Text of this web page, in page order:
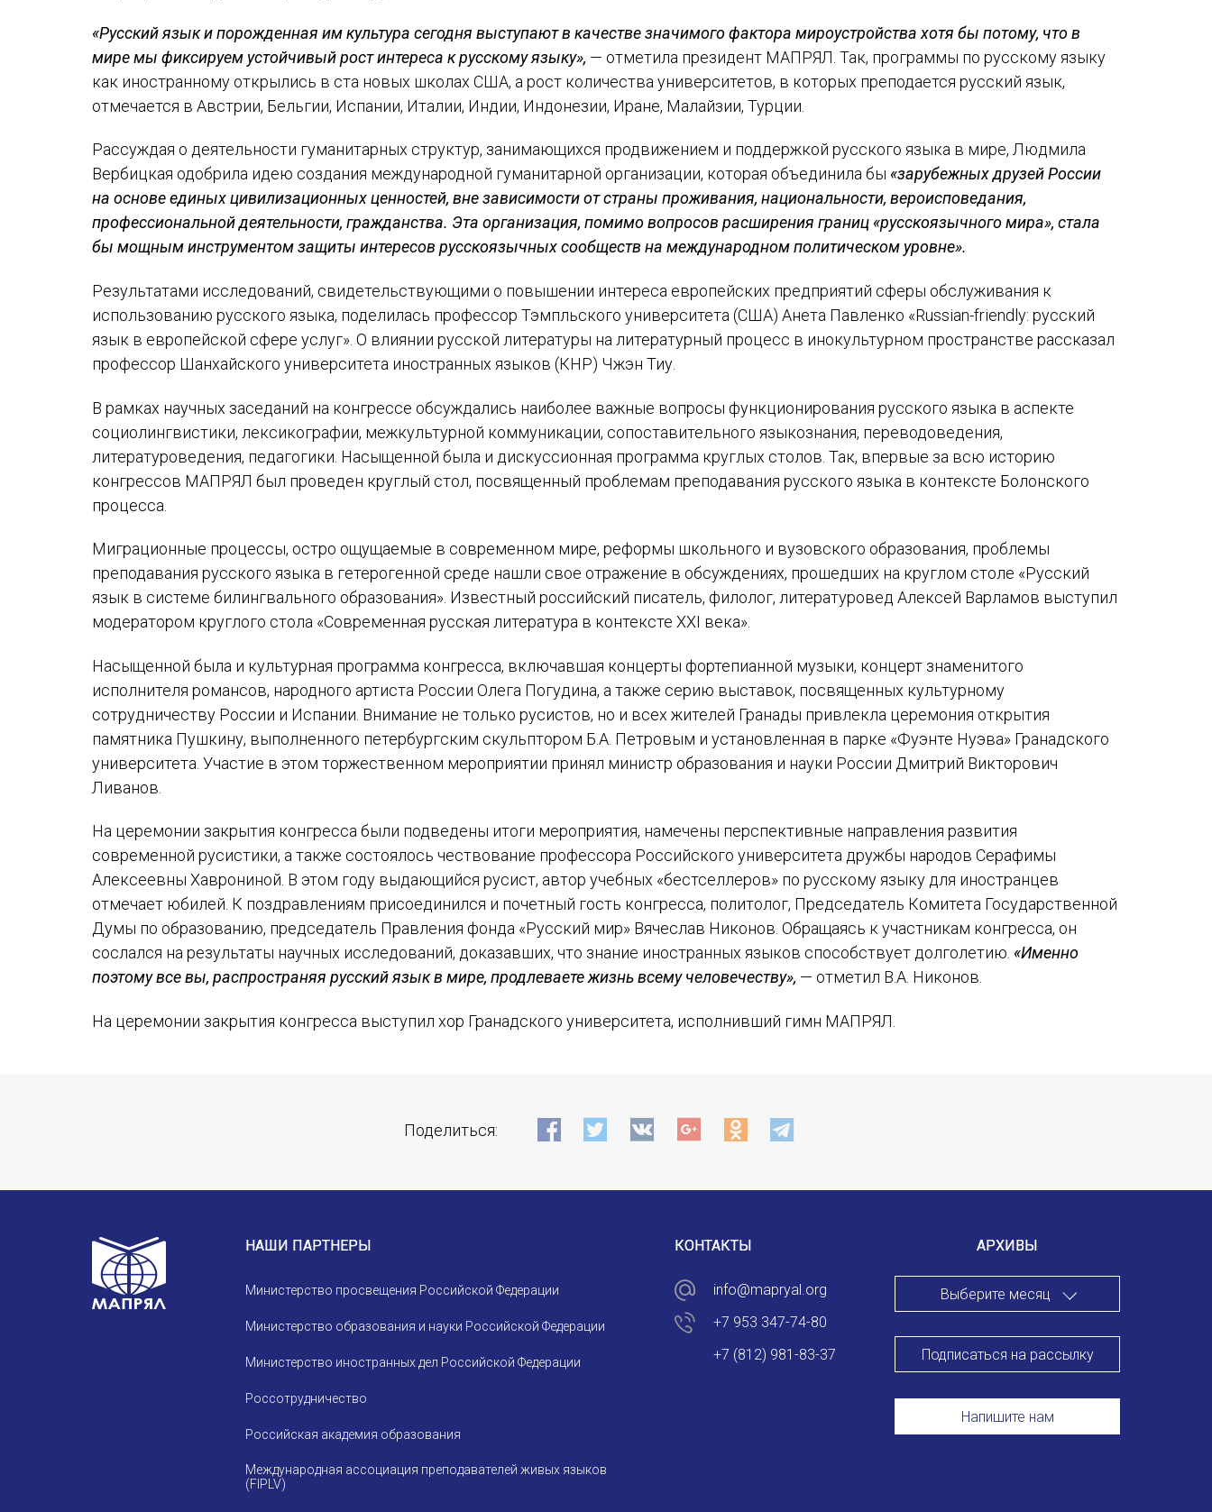
«Русский язык и порожденная им культура сегодня выступают в качестве значимого фактора мироустройства хотя бы потому, что в
мире мы фиксируем устойчивый рост интереса к русскому языку», — отметила президент МАПРЯЛ. Так, программы по русскому языку
как иностранному открылись в ста новых школах США, а рост количества университетов, в которых преподается русский язык,
отмечается в Австрии, Бельгии, Испании, Италии, Индии, Индонезии, Иране, Малайзии, Турции.
Рассуждая о деятельности гуманитарных структур, занимающихся продвижением и поддержкой русского языка в мире, Людмила
Вербицкая одобрила идею создания международной гуманитарной организации, которая объединила бы «зарубежных друзей России
на основе единых цивилизационных ценностей, вне зависимости от страны проживания, национальности, вероисповедания,
профессиональной деятельности, гражданства. Эта организация, помимо вопросов расширения границ «русскоязычного мира», стала
бы мощным инструментом защиты интересов русскоязычных сообществ на международном политическом уровне».
Результатами исследований, свидетельствующими о повышении интереса европейских предприятий сферы обслуживания к
использованию русского языка, поделилась профессор Тэмпльского университета (США) Анета Павленко «Russian-friendly: русский
язык в европейской сфере услуг». О влиянии русской литературы на литературный процесс в инокультурном пространстве рассказал
профессор Шанхайского университета иностранных языков (КНР) Чжэн Тиу.
В рамках научных заседаний на конгрессе обсуждались наиболее важные вопросы функционирования русского языка в аспекте
социолингвистики, лексикографии, межкультурной коммуникации, сопоставительного языкознания, переводоведения,
литературоведения, педагогики. Насыщенной была и дискуссионная программа круглых столов. Так, впервые за всю историю
конгрессов МАПРЯЛ был проведен круглый стол, посвященный проблемам преподавания русского языка в контексте Болонского
процесса.
Миграционные процессы, остро ощущаемые в современном мире, реформы школьного и вузовского образования, проблемы
преподавания русского языка в гетерогенной среде нашли свое отражение в обсуждениях, прошедших на круглом столе «Русский
язык в системе билингвального образования». Известный российский писатель, филолог, литературовед Алексей Варламов выступил
модератором круглого стола «Современная русская литература в контексте XXI века».
Насыщенной была и культурная программа конгресса, включавшая концерты фортепианной музыки, концерт знаменитого
исполнителя романсов, народного артиста России Олега Погудина, а также серию выставок, посвященных культурному
сотрудничеству России и Испании. Внимание не только русистов, но и всех жителей Гранады привлекла церемония открытия
памятника Пушкину, выполненного петербургским скульптором Б.А. Петровым и установленная в парке «Фуэнте Нуэва» Гранадского
университета. Участие в этом торжественном мероприятии принял министр образования и науки России Дмитрий Викторович
Ливанов.
На церемонии закрытия конгресса были подведены итоги мероприятия, намечены перспективные направления развития
современной русистики, а также состоялось чествование профессора Российского университета дружбы народов Серафимы
Алексеевны Хаврониной. В этом году выдающийся русист, автор учебных «бестселлеров» по русскому языку для иностранцев
отмечает юбилей. К поздравлениям присоединился и почетный гость конгресса, политолог, Председатель Комитета Государственной
Думы по образованию, председатель Правления фонда «Русский мир» Вячеслав Никонов. Обращаясь к участникам конгресса, он
сослался на результаты научных исследований, доказавших, что знание иностранных языков способствует долголетию. «Именно
поэтому все вы, распространяя русский язык в мире, продлеваете жизнь всему человечеству», — отметил В.А. Никонов.
На церемонии закрытия конгресса выступил хор Гранадского университета, исполнивший гимн МАПРЯЛ.
Поделиться:
АРХИВЫ
Выберите месяц
Подписаться на рассылку
Напишите нам
КОНТАКТЫ
info@mapryal.org
+7 953 347-74-80
+7 (812) 981-83-37
НАШИ ПАРТНЕРЫ
Министерство просвещения Российской Федерации
Министерство образования и науки Российской Федерации
Министерство иностранных дел Российской Федерации
Россотрудничество
Российская академия образования
Международная ассоциация преподавателей живых языков
(FIPLV)
ИМЯ
E-MAIL
АДРЕС
Оплатить
E-MAIL
СООБЩЕНИЕ
E-MAIL
Подписаться